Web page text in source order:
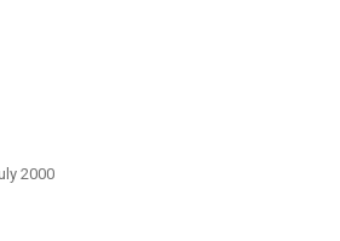
2000